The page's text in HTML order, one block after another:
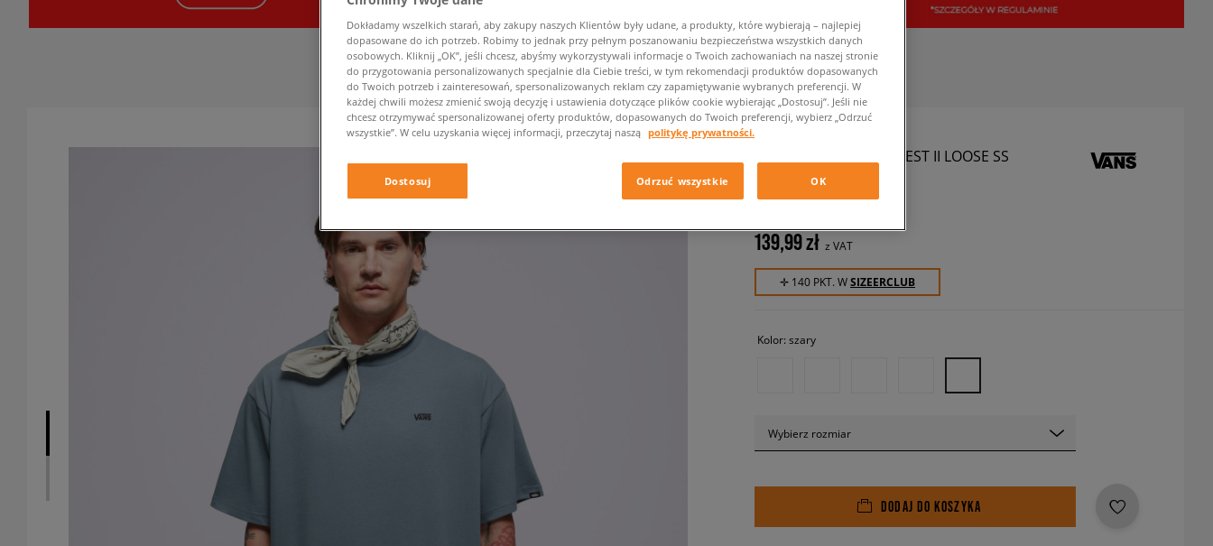
VANS T-SHIRT LEFT CHEST II LOOSE SS
męskie, koszulki
139,99 zł z VAT
✛ 140 PKT. WSIZEERCLUB
Kolor: szary
Wybierz rozmiar
DODAJ DO KOSZYKA
Dokładamy wszelkich starań, aby zakupy naszych Klientów były udane, a produkty, które wybierają – najlepiej
dopasowane do ich potrzeb. Robimy to jednak przy pełnym poszanowaniu bezpieczeństwa wszystkich danych
osobowych. Kliknij „OK”, jeśli chcesz, abyśmy wykorzystywali informacje o Twoich zachowaniach na naszej stronie
do przygotowania personalizowanych specjalnie dla Ciebie treści, w tym rekomendacji produktów dopasowanych
do Twoich potrzeb i zainteresowań, spersonalizowanych reklam czy zapamiętywanie wybranych preferencji. W
każdej chwili możesz zmienić swoją decyzję i ustawienia dotyczące plików cookie wybierając „Dostosuj”. Jeśli nie
chcesz otrzymywać spersonalizowanej oferty produktów, dopasowanych do Twoich preferencji, wybierz „Odrzuć
wszystkie”. W celu uzyskania więcej informacji, przeczytaj naszą politykę prywatności.
Dostosuj Odrzuć wszystkie OK